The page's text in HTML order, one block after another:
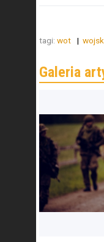
tagi: wot